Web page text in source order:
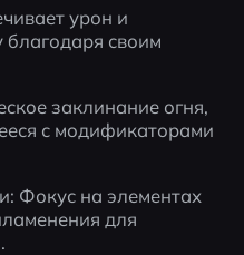
урон и
своим
заклинание огня,
с модификаторами
Фокус на элементах
для